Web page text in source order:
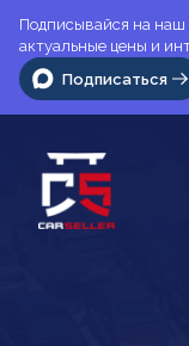
Подписывайся на наш
актуальные цены и
Подписаться